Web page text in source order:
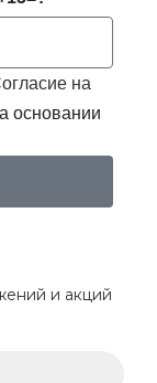
на
основании
и акций